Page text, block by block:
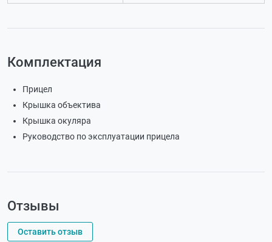
Комплектация
Прицел
Крышка объектива
Крышка окуляра
Руководство по эксплуатации прицела
Отзывы
Оставить отзыв